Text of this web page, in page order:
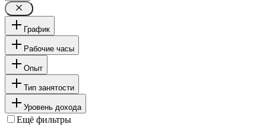
График
Рабочие часы
Опыт
Тип занятости
Уровень дохода
Ещё фильтры